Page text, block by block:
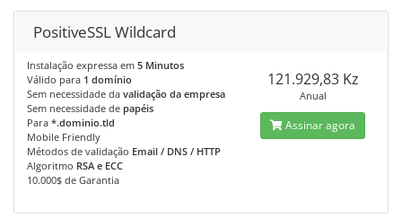
PositiveSSL Wildcard
Instalação expressa em 5 Minutos
Válido para 1 domínio
Sem necessidade da validação da empresa
Sem necessidade de papéis
Para *.dominio.tld
Mobile Friendly
Métodos de validação Email / DNS / HTTP
Algoritmo RSA e ECC
10.000$ de Garantia
121.929,83 Kz
Anual
Assinar agora